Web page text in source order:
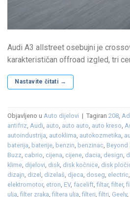
Audi A3 allstreet osebujni je
karakterističan offroad izgled, tri
Nastavite čitati →
Objavljeno u Auto dijelovi | Tagiran 208
antifriz Audi auto auto auto auto kreso
autoindustrija autoklima autokozmetika
baterija baterije benzin benzinac Beyond
Buzz cabrio cijena cijene dacia design
klime dijelovi disk disk kočnice disk
dizajn dizel dizelaš djeca doseg electric
elektromotor, etron EV, facelift ,filtar,filter,
ulja ,filter zraka ,filtera ulja ,filteri ,filtri Geely,